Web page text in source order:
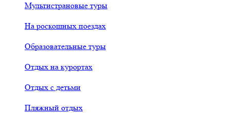
Мультистрановые туры
На роскошных поездах
Образовательные туры
Отдых на курортах
Отдых с детьми
Пляжный отдых